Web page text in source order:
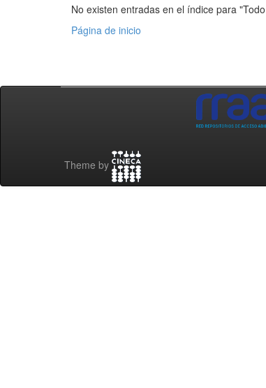
No existen entradas en el índice para
Página de inicio
Theme by